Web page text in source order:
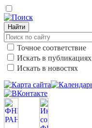
Найти
Точное соответствие
Искать в публикациях
Искать в новостях